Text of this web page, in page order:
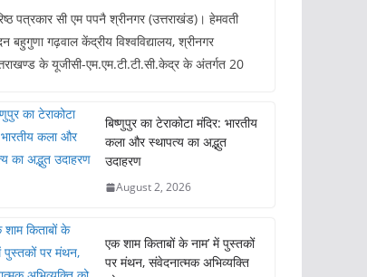
पत्रकार सी एम पपनै श्रीनगर (उत्तराखंड)। हेमवती
बहुगुणा गढ़वाल केंद्रीय विश्वविद्यालय, श्रीनगर
के यूजीसी-एम.एम.टी.टी.सी.केद्र के अंतर्गत 20
बिष्णुपुर का टेराकोटा मंदिर: भारतीय
कला और स्थापत्य का अद्भुत
उदाहरण
August 2, 2026
एक शाम किताबों के नाम’ में पुस्तकों
पर मंथन, संवेदनात्मक अभिव्यक्ति